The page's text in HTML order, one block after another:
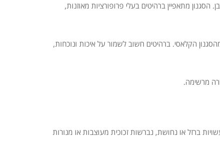
הסגנון מתאפיין ברהיטים בעלי פרופורציות מאוזנות,
הקלאסי. ברהיטים חשוב לשמור על איכות ונוכחות,
מרשימה.
ברזל או נחושת, נברשות זכוכית מעוצבות או מנורות